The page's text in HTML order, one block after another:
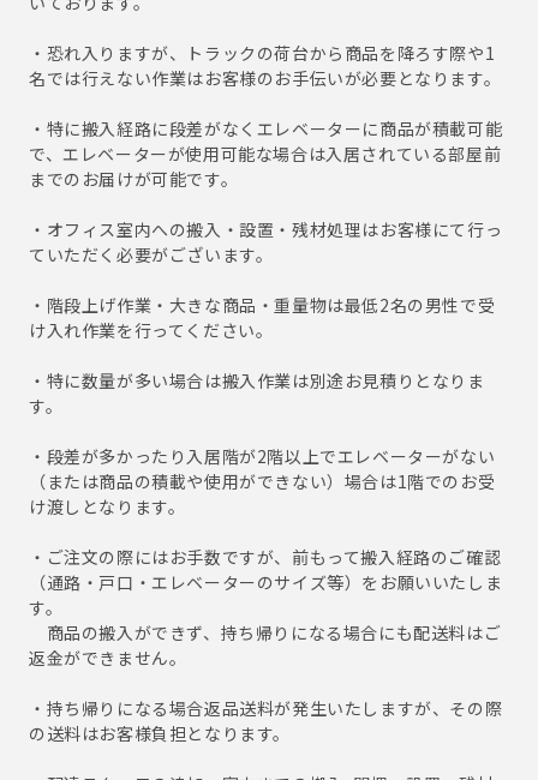
・恐れ入りますが、トラックの荷台から商品を降ろす際や1
名では行えない作業はお客様のお手伝いが必要となります。
・特に搬入経路に段差がなくエレベーターに商品が積載可能
で、エレベーターが使用可能な場合は入居されている部屋前
までのお届けが可能です。
・オフィス室内への搬入・設置・残材処理はお客様にて行っ
ていただく必要がございます。
・階段上げ作業・大きな商品・重量物は最低2名の男性で受
け入れ作業を行ってください。
・特に数量が多い場合は搬入作業は別途お見積りとなりま
す。
・段差が多かったり入居階が2階以上でエレベーターがない
（または商品の積載や使用ができない）場合は1階でのお受
け渡しとなります。
・ご注文の際にはお手数ですが、前もって搬入経路のご確認
（通路・戸口・エレベーターのサイズ等）をお願いいたしま
す。
商品の搬入ができず、持ち帰りになる場合にも配送料はご
返金ができません。
・持ち帰りになる場合返品送料が発生いたしますが、その際
の送料はお客様負担となります。